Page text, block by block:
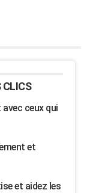
CLICS
ceux qui
et
et aidez les